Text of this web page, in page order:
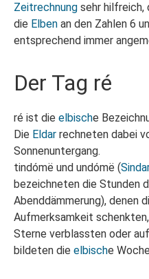
Zeitrechnung sehr hilfreich,
die Elben an den Zahlen 6
entsprechend immer
Der Tag ré
ré ist die elbische
Die Eldar rechneten dabei
Sonnenuntergang.
tindómë und undómë (
bezeichneten die Stunden
Abenddämmerung), denen
Aufmerksamkeit
Sterne verblassten oder
bildeten die elbische